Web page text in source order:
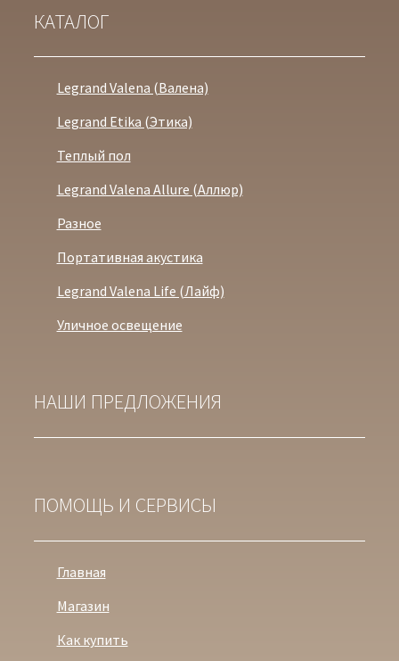
КАТАЛОГ
Legrand Valena (Валена)
Legrand Etika (Этика)
Теплый пол
Legrand Valena Allure (Аллюр)
Разное
Портативная акустика
Legrand Valena Life (Лайф)
Уличное освещение
НАШИ ПРЕДЛОЖЕНИЯ
ПОМОЩЬ И СЕРВИСЫ
Главная
Магазин
Как купить